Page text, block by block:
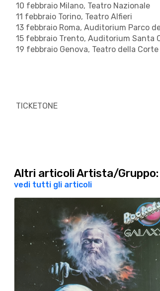
10 febbraio Milano, Teatro Nazionale
11 febbraio Torino, Teatro Alfieri
13 febbraio Roma, Auditorium Parco
15 febbraio Trento, Auditorium Santa
19 febbraio Genova, Teatro della Corte
TICKETONE
Altri articoli Artista/Gruppo:
vedi tutti gli articoli